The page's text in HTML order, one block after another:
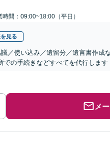
時間：09:00~18:00（平日）
見る
／使い込み／遺留分／遺言書作成
の手続きなどすべてを代行します
メ